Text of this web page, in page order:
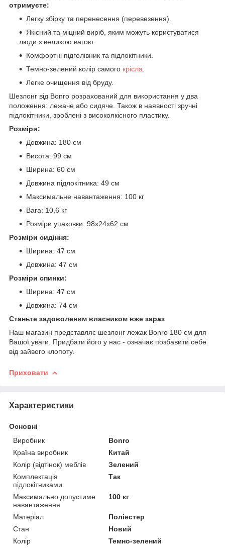
отримуєте:
Легку збірку та перенесення (перевезення).
Якісний та міцний виріб, яким можуть користуватися
люди з великою вагою.
Комфортні підголівник та підлокітники.
Темно-зелений колір самого крісла
Легке очищення від бруду.
Шезлонг від Bonro розрахований для використання у два
положення: лежаче або сидяче. Також в наявності зручні
підлокітники, зроблені з високоякісного пластику.
Розміри:
Довжина: 180 см
Висота: 99 см
Ширина: 60 см
Довжина підлокітника: 49 см
Максимальне навантаження: 100 кг
Вага: 10,6 кг
Розміри упаковки: 98х24х62 см
Розміри сидіння:
Ширина: 47 см
Довжина: 47 см
Розміри спинки:
Ширина: 47 см
Довжина: 74 см
Станьте задоволеним власником вже зараз
Наш магазин представляє шезлонг лежак Bonro 180 см для
Вашої уваги. Придбати його у нас - означає позбавити себе
від зайвого клопоту.
Приховати
Характеристики
Основні
Виробник
Bonro
Країна виробник
Китай
Колір (відтінок) меблів
Зелений
Комплектація
підлокітниками
Так
Максимально допустиме
навантаження
100 кг
Матеріал
Поліестер
Стан
Новий
Колір
Темно-зелений